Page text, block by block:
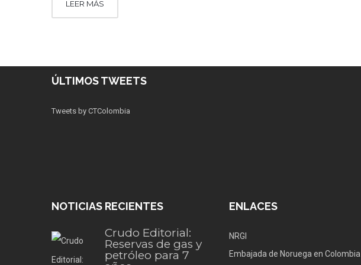
LEER MÁS
ÚLTIMOS TWEETS
Tweets by CTColombia
NOTICIAS RECIENTES
Crudo Editorial:
Reservas de gas y
petróleo para 7
ENLACES
NRGI
Embajada de Noruega en Colombia